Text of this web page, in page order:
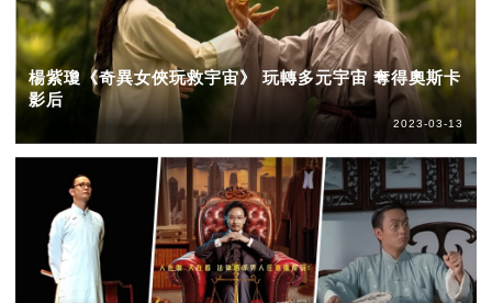
楊紫瓊《奇異女俠玩救宇宙》 玩轉多元宇宙 奪得奧斯卡
影后
2023-03-13